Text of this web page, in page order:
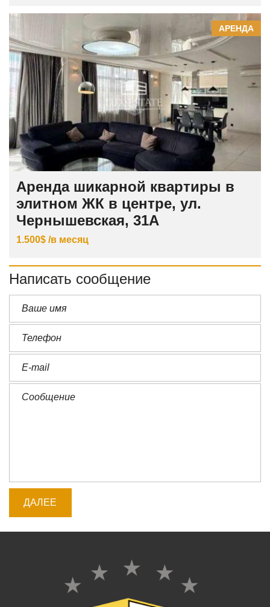
АРЕНДА
Аренда шикарной квартиры в
элитном ЖК в центре, ул.
Чернышевская, 31А
1.500$ /в месяц
Написать сообщение